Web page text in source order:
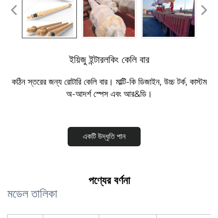
ইয়িজু ইন্টারলকিং কেলি বার
কঠিন স্তরের জন্য রোটারি কেলি বার। মাল্টি-কি ডিজাইন, উচ্চ টর্ক, কাস্টম
অ-আদর্শ স্পেস এবং আর&ডি।
একটি উদ্ধৃতি পান
পণ্যের বর্ণনা
মডেল তালিকা